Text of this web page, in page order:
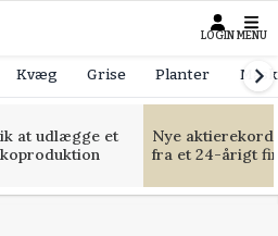
LOGIN MENU
Kvæg Grise Planter
at udlægge et
Nye
fra et 24-årigt